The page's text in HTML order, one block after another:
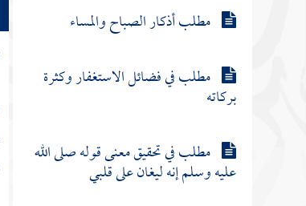
مطلب أذكار الصباح والمساء
مطلب في فضائل الاستغفار وكثرة
بركاته
مطلب في تحقيق معنى قوله صلى الله
عليه وسلم إنه ليغان على قلبي